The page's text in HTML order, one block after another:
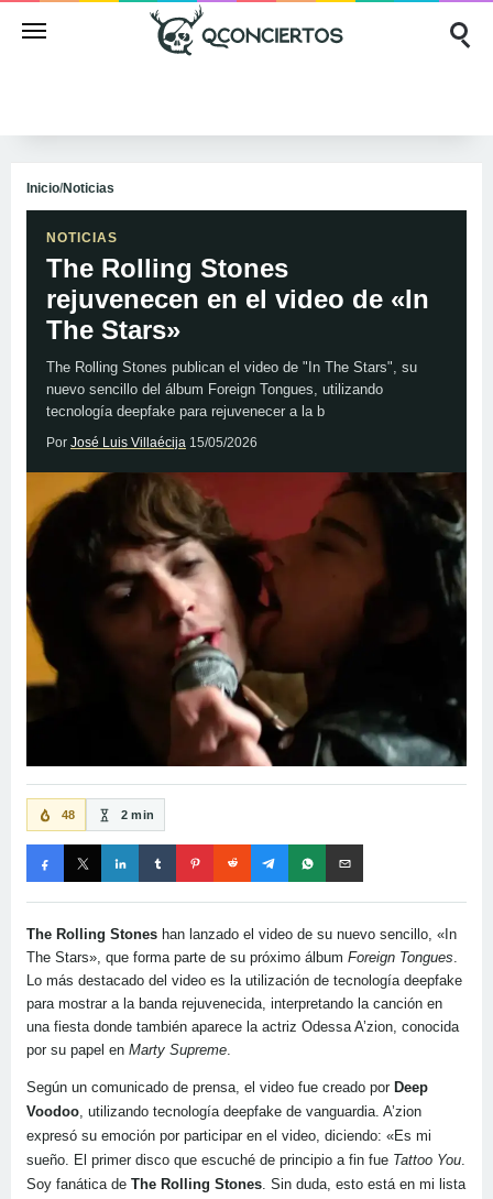
Inicio/Noticias
NOTICIAS
The Rolling Stones
rejuvenecen en el video de «In
The Stars»
The Rolling Stones publican el video de "In The Stars", su
nuevo sencillo del álbum Foreign Tongues, utilizando
tecnología deepfake para rejuvenecer a la b
Por José Luis Villaécija 15/05/2026
48 2 min
The Rolling Stones han lanzado el video de su nuevo sencillo, «In
The Stars», que forma parte de su próximo álbum Foreign Tongues.
Lo más destacado del video es la utilización de tecnología deepfake
para mostrar a la banda rejuvenecida, interpretando la canción en
una fiesta donde también aparece la actriz Odessa A’zion, conocida
por su papel en Marty Supreme.
Según un comunicado de prensa, el video fue creado por Deep
Voodoo, utilizando tecnología deepfake de vanguardia. A’zion
expresó su emoción por participar en el video, diciendo: «Es mi
sueño. El primer disco que escuché de principio a fin fue Tattoo You.
Soy fanática de The Rolling Stones. Sin duda, esto está en mi lista